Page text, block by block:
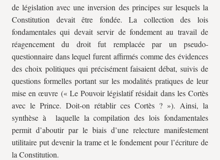
de législation avec une inversion des principes sur lesquels la
Constitution devait être fondée. La collection des lois
fondamentales qui devait servir de fondement au travail de
réagencement du droit fut remplacée par un pseudo-
questionnaire dans lequel furent affirmés comme des évidences
des choix politiques qui précisément faisaient débat, suivis de
questions formelles portant sur les modalités pratiques de leur
mise en œuvre (« Le Pouvoir législatif résidait dans les Cortès
avec le Prince. Doit-on rétablir ces Cortès ? »). Ainsi, la
synthèse à laquelle la compilation des lois fondamentales
permit d’aboutir par le biais d’une relecture manifestement
utilitaire put devenir la trame et le fondement pour l’écriture de
la Constitution.